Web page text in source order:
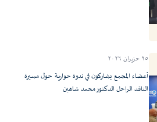
٢٥ حزيران ٢٠٢٦
أعضاء المجمع يشاركون في ندوة حوارية حول مسيرة
الناقد الراحل الدكتور محمد شاهين